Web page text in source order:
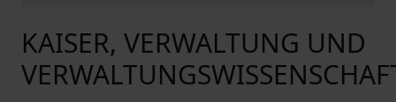
KAISER, VERWALTUNG UND